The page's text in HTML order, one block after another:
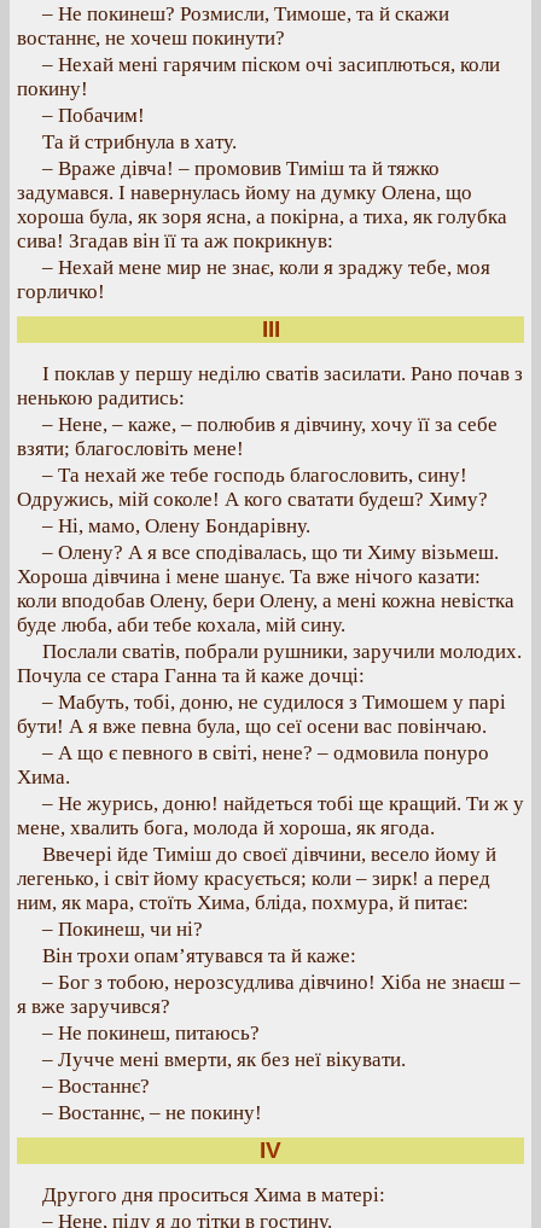
– Не покинеш? Розмисли, Тимоше, та й скажи
востаннє, не хочеш покинути?
– Нехай мені гарячим піском очі засиплються, коли
покину!
– Побачим!
Та й стрибнула в хату.
– Враже дівча! – промовив Тиміш та й тяжко
задумався. І навернулась йому на думку Олена, що
хороша була, як зоря ясна, а покірна, а тиха, як голубка
сива! Згадав він її та аж покрикнув:
– Нехай мене мир не знає, коли я зраджу тебе, моя
горличко!
III
І поклав у першу неділю сватів засилати. Рано почав з
ненькою радитись:
– Нене, – каже, – полюбив я дівчину, хочу її за себе
взяти; благословіть мене!
– Та нехай же тебе господь благословить, сину!
Одружись, мій соколе! А кого сватати будеш? Химу?
– Ні, мамо, Олену Бондарівну.
– Олену? А я все сподівалась, що ти Химу візьмеш.
Хороша дівчина і мене шанує. Та вже нічого казати:
коли вподобав Олену, бери Олену, а мені кожна невістка
буде люба, аби тебе кохала, мій сину.
Послали сватів, побрали рушники, заручили молодих.
Почула се стара Ганна та й каже дочці:
– Мабуть, тобі, доню, не судилося з Тимошем у парі
бути! А я вже певна була, що сеї осени вас повінчаю.
– А що є певного в світі, нене? – одмовила понуро
Хима.
– Не журись, доню! найдеться тобі ще кращий. Ти ж у
мене, хвалить бога, молода й хороша, як ягода.
Ввечері йде Тиміш до своєї дівчини, весело йому й
легенько, і світ йому красується; коли – зирк! а перед
ним, як мара, стоїть Хима, бліда, похмура, й питає:
– Покинеш, чи ні?
Він трохи опам’ятувався та й каже:
– Бог з тобою, нерозсудлива дівчино! Хіба не знаєш –
я вже заручився?
– Не покинеш, питаюсь?
– Лучче мені вмерти, як без неї вікувати.
– Востаннє?
– Востаннє, – не покину!
IV
Другого дня проситься Хима в матері:
– Нене, піду я до тітки в гостину.